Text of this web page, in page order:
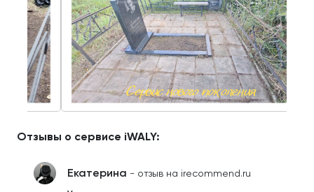
Отзывы о сервисе iWALY:
Екатерина - отзыв на irecommend.ru